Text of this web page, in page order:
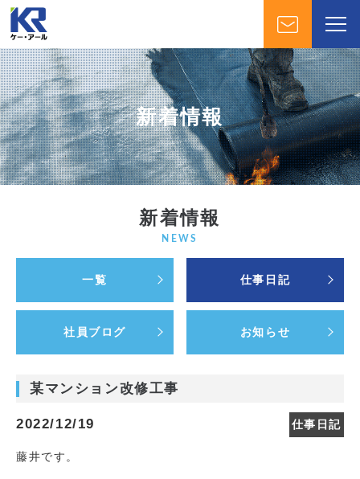
新着情報
新着情報
NEWS
一覧 仕事日記
社員ブログ お知らせ
某マンション改修工事
2022/12/19 仕事日記
藤井です。